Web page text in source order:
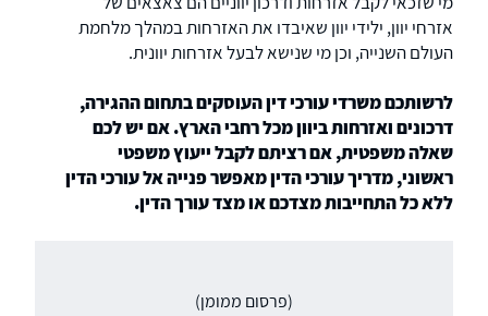
אזרחי יוון, ילידי יוון שאיבדו את האזרחות במהלך מלחמת
העולם השנייה, וכן מי שנישא לבעל אזרחות יוונית.
לרשותכם משרדי עורכי דין העוסקים בתחום ההגירה,
דרכונים ואזרחות ביוון מכל רחבי הארץ. אם יש לכם
שאלה משפטית, אם רציתם לקבל ייעוץ משפטי
ראשוני, מדריך עורכי הדין מאפשר פנייה אל עורכי הדין
ללא כל התחייבות מצדכם או מצד עורך הדין.
(פרסום ממומן)